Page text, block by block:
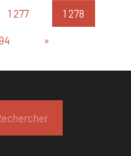
1 277 1 278
Articles
»